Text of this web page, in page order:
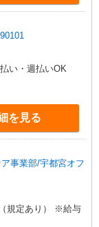
・日払い・週払いOK
を見る
事業部/宇都宮オフ
あり） ※給与